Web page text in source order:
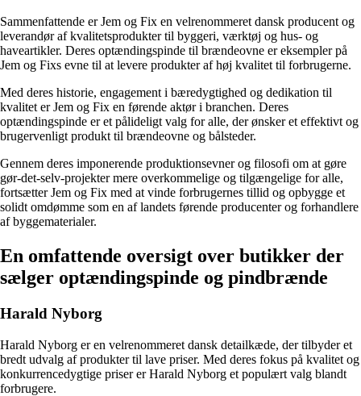
Sammenfattende er Jem og Fix en velrenommeret dansk producent og
leverandør af kvalitetsprodukter til byggeri, værktøj og hus- og
haveartikler. Deres optændingspinde til brændeovne er eksempler på
Jem og Fixs evne til at levere produkter af høj kvalitet til forbrugerne.
Med deres historie, engagement i bæredygtighed og dedikation til
kvalitet er Jem og Fix en førende aktør i branchen. Deres
optændingspinde er et pålideligt valg for alle, der ønsker et effektivt og
brugervenligt produkt til brændeovne og bålsteder.
Gennem deres imponerende produktionsevner og filosofi om at gøre
gør-det-selv-projekter mere overkommelige og tilgængelige for alle,
fortsætter Jem og Fix med at vinde forbrugernes tillid og opbygge et
solidt omdømme som en af landets førende producenter og forhandlere
af byggematerialer.
En omfattende oversigt over butikker der
sælger optændingspinde og pindbrænde
Harald Nyborg
Harald Nyborg er en velrenommeret dansk detailkæde, der tilbyder et
bredt udvalg af produkter til lave priser. Med deres fokus på kvalitet og
konkurrencedygtige priser er Harald Nyborg et populært valg blandt
forbrugere.